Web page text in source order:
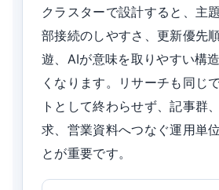
クラスターで設計すると、主
部接続のしやすさ、更新優先
遊、AIが意味を取りやすい構
くなります。リサーチも同じ
トとして終わらせず、記事群
求、営業資料へつなぐ運用単
とが重要です。